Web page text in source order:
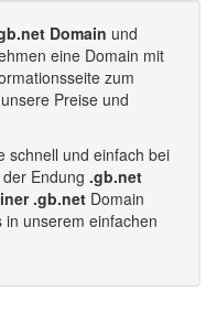
Domain und
eine Domain mit
zum
Preise und
schnell und einfach bei
Endung .gb.net
.gb.net Domain
unserem einfachen